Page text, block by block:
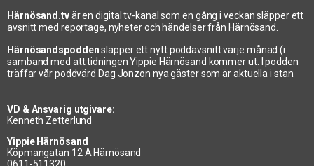
Härnösand.tvär en digital tv-kanal som en gång i veckan släpper ett
avsnitt med reportage, nyheter och händelser från Härnösand.
Härnösandspoddensläpper ett nytt poddavsnitt varje månad (i
samband med att tidningen Yippie Härnösand kommer ut. I podden
träffar vår poddvärd Dag Jonzon nya gäster som är aktuella i stan.
VD & Ansvarig utgivare:
Kenneth Zetterlund
Yippie Härnösand
Köpmangatan 12 A Härnösand